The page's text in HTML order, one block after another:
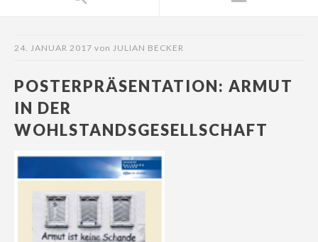
24. JANUAR 2017 von JULIAN BECKER
POSTERPRÄSENTATION: ARMUT
IN DER
WOHLSTANDSGESELLSCHAFT